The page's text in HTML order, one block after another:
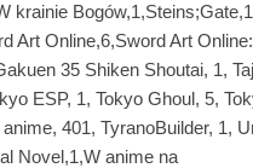
krainie
Art Online,6,Sword Art
35 Shiken Shoutai, 1,
ESP, 1, Tokyo Ghoul, 5,
401, TyranoBuilder, 1,
Novel,1,W anime na